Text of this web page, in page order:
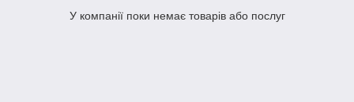
У компанії поки немає товарів або послуг